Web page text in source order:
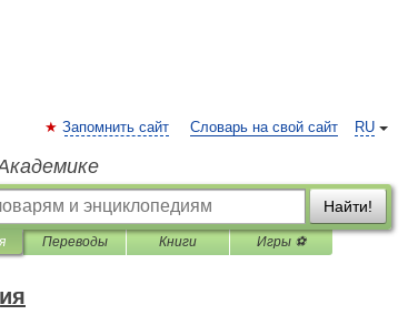
RU
Запомнить сайт Словарь на свой сайт
Найти!
Переводы Книги Игры ⚽